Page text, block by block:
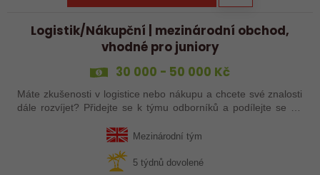
Logistik/Nákupční | mezinárodní obchod,
vhodné pro juniory
30 000 - 50 000 Kč
Máte zkušenosti v logistice nebo nákupu a chcete své znalosti
dále rozvíjet? Přidejte se k týmu odborníků a podílejte se na
Mezinárodní tým
5 týdnů dovolené